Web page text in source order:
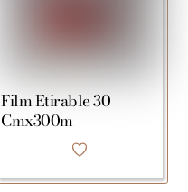
Film Etirable 30
Cmx300m